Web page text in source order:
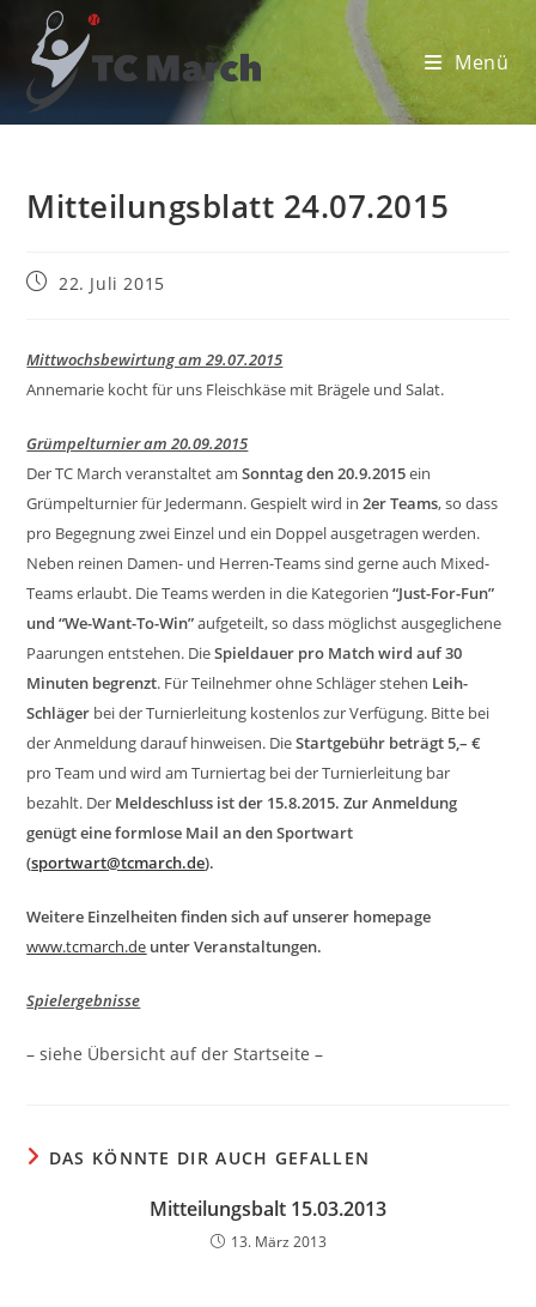
Inhalt
springen
Menü
Mitteilungsblatt 24.07.2015
Beitrag22. Juli 2015
Mittwochsbewirtung am 29.07.2015
Annemarie kocht für uns Fleischkäse mit Brägele und Salat.
Grümpelturnier am 20.09.2015
Der TC March veranstaltet amSonntag den 20.9.2015ein
Grümpelturnier für Jedermann. Gespielt wird in2er Teams, so dass
pro Begegnung zwei Einzel und ein Doppel ausgetragen werden.
Neben reinen Damen- und Herren-Teams sind gerne auch Mixed-
Teams erlaubt. Die Teams werden in die Kategorien“Just-For-Fun”
und “We-Want-To-Win”aufgeteilt, so dass möglichst ausgeglichene
Paarungen entstehen. DieSpieldauer pro Match wird auf 30
Minuten begrenzt. Für Teilnehmer ohne Schläger stehen Leih-
Schläger bei der Turnierleitung kostenlos zur Verfügung. Bitte bei
der Anmeldung darauf hinweisen. DieStartgebühr beträgt 5,– €
pro Team und wird am Turniertag bei der Turnierleitung bar
bezahlt. Der Meldeschluss ist der 15.8.2015.Zur Anmeldung
genügt eine formlose Mail an den Sportwart
(sportwart@tcmarch.de).
Weitere Einzelheiten finden sich auf unserer homepage
www.tcmarch.de unter Veranstaltungen.
Spielergebnisse
– siehe Übersicht auf der Startseite –
DAS KÖNNTE DIR AUCH GEFALLEN
Mitteilungsbalt 15.03.2013
13. März 2013